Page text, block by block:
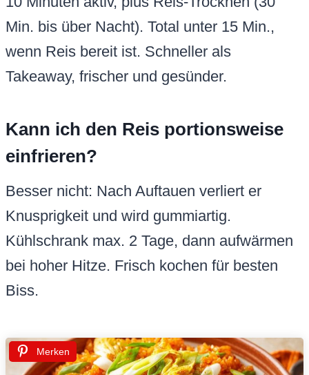
Min. bis über Nacht). Total unter 15 Min.,
wenn Reis bereit ist. Schneller als
Takeaway, frischer und gesünder.
Kann ich den Reis portionsweise
einfrieren?
Besser nicht: Nach Auftauen verliert er
Knusprigkeit und wird gummiartig.
Kühlschrank max. 2 Tage, dann aufwärmen
bei hoher Hitze. Frisch kochen für besten
Biss.
Merken